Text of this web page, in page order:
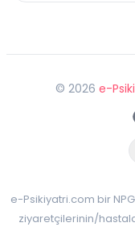
© 2026 e-
e-Psikiyatri.com bir
ziyaretçilerinin/